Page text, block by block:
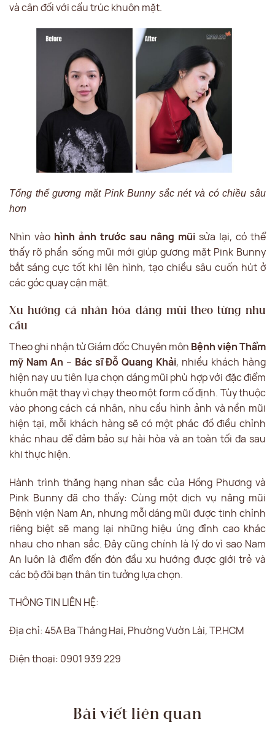
và cân đối với cấu trúc khuôn mặt.
Tổng thể gương mặt Pink Bunny sắc nét và có chiều sâu
hơn
Nhìn vào hình ảnh trước sau nâng mũi sửa lại, có thể
thấy rõ phần sống mũi mới giúp gương mặt Pink Bunny
bắt sáng cực tốt khi lên hình, tạo chiều sâu cuốn hút ở
các góc quay cận mặt.
Xu hướng cá nhân hóa dáng mũi theo từng nhu
cầu
Theo ghi nhận từ Giám đốc Chuyên môn Bệnh viện Thẩm
mỹ Nam An – Bác sĩ Đỗ Quang Khải, nhiều khách hàng
hiện nay ưu tiên lựa chọn dáng mũi phù hợp với đặc điểm
khuôn mặt thay vì chạy theo một form cố định. Tùy thuộc
vào phong cách cá nhân, nhu cầu hình ảnh và nền mũi
hiện tại, mỗi khách hàng sẽ có một phác đồ điều chỉnh
khác nhau để đảm bảo sự hài hòa và an toàn tối đa sau
khi thực hiện.
Hành trình thăng hạng nhan sắc của Hồng Phương và
Pink Bunny đã cho thấy: Cùng một dịch vụ nâng mũi
Bệnh viện Nam An, nhưng mỗi dáng mũi được tinh chỉnh
riêng biệt sẽ mang lại những hiệu ứng đỉnh cao khác
nhau cho nhan sắc. Đây cũng chính là lý do vì sao Nam
An luôn là điểm đến đón đầu xu hướng được giới trẻ và
các bộ đôi bạn thân tin tưởng lựa chọn.
THÔNG TIN LIÊN HỆ:
Địa chỉ: 45A Ba Tháng Hai, Phường Vườn Lài, TP.HCM
Điện thoại: 0901 939 229
Bài viết liên quan